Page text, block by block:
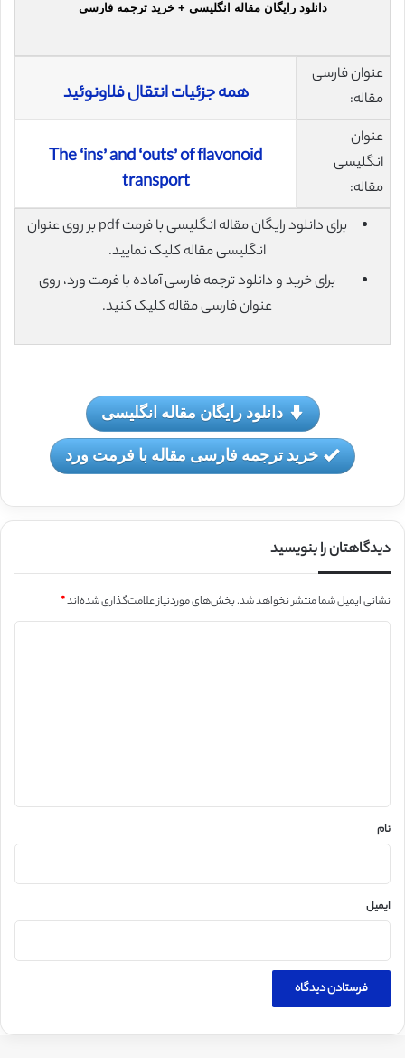
دانلود رایگان مقاله انگلیسی + خرید ترجمه فارسی
عنوان فارسی
مقاله:
همه جزئیات انتقال فلاونوئید
عنوان
انگلیسی
مقاله:
The ‘ins’ and ‘outs’ of flavonoid
transport
برای دانلود رایگان مقاله انگلیسی با فرمت pdf بر روی عنوان
انگلیسی مقاله کلیک نمایید.
برای خرید و دانلود ترجمه فارسی آماده با فرمت ورد، روی
عنوان فارسی مقاله کلیک کنید.
دانلود رایگان مقاله انگلیسی
خرید ترجمه فارسی مقاله با فرمت ورد
دیدگاهتان را بنویسید
نشانی ایمیل شما منتشر نخواهد شد.بخش‌های موردنیاز علامت‌گذاری شده‌اند*
نام
ایمیل